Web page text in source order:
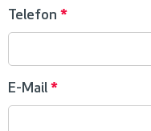
Telefon *
E-Mail *